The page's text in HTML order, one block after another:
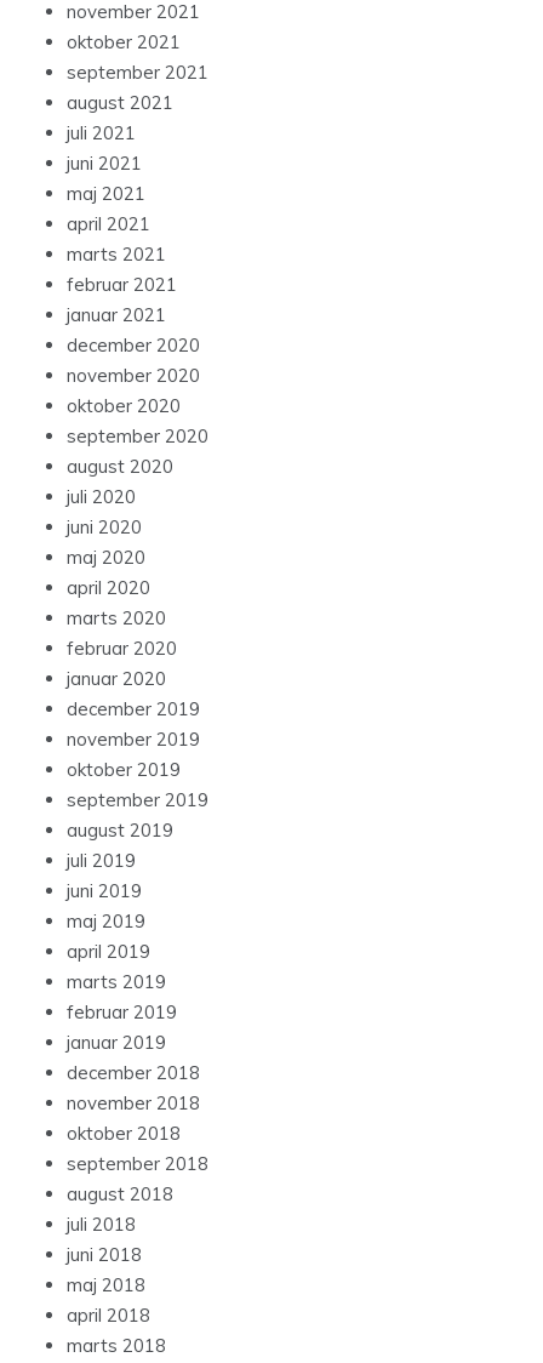
november 2021
oktober 2021
september 2021
august 2021
juli 2021
juni 2021
maj 2021
april 2021
marts 2021
februar 2021
januar 2021
december 2020
november 2020
oktober 2020
september 2020
august 2020
juli 2020
juni 2020
maj 2020
april 2020
marts 2020
februar 2020
januar 2020
december 2019
november 2019
oktober 2019
september 2019
august 2019
juli 2019
juni 2019
maj 2019
april 2019
marts 2019
februar 2019
januar 2019
december 2018
november 2018
oktober 2018
september 2018
august 2018
juli 2018
juni 2018
maj 2018
april 2018
marts 2018